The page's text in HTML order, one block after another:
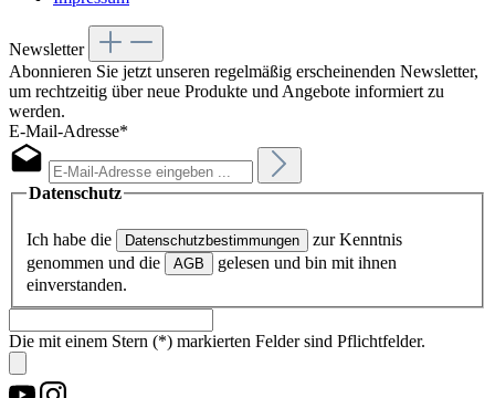
Newsletter
Abonnieren Sie jetzt unseren regelmäßig erscheinenden Newsletter,
um rechtzeitig über neue Produkte und Angebote informiert zu
werden.
E-Mail-Adresse*
Datenschutz
Ich habe die Datenschutzbestimmungen
zur Kenntnis
genommen und die
AGB
gelesen und bin mit ihnen
einverstanden.
Die mit einem Stern (*) markierten Felder sind Pflichtfelder.